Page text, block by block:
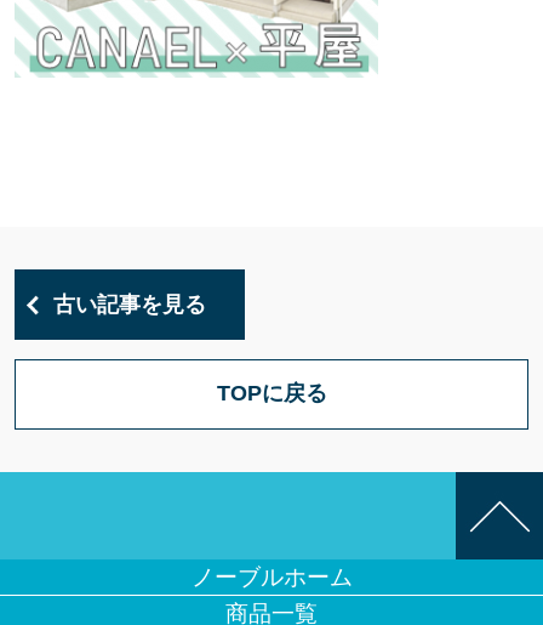
古い記事を見る
TOPに戻る
ノーブルホーム
商品一覧